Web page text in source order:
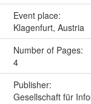
Event place:
Klagenfurt, Austria
Number of Pages:
4
Publisher:
Gesellschaft für